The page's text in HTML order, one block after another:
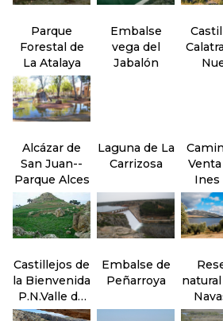
Parque
Forestal de
La Atalaya
Embalse
vega del
Jabalón
Alcázar de
San Juan--
Parque Alces
Laguna de La
Carrizosa
Ines P.N.
Castillejos de
la Bienvenida
P.N.Valle de
Alcudia
Embalse de
Peñarroya